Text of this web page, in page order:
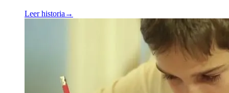
Leer historia →